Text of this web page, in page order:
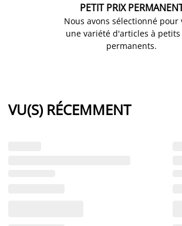
PETIT PRIX
Nous avons sélectionné pour
une variété d'articles à
permanents.
VU(S) RÉCEMMENT